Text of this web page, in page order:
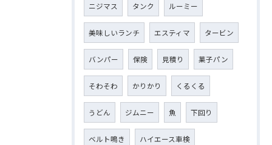
ニジマス タンク ルーミー
美味しいランチ エスティマ タービン
バンパー 保険 見積り 菓子パン
そわそわ かりかり くるくる
うどん ジムニー 魚 下回り
ベルト鳴き ハイエース車検